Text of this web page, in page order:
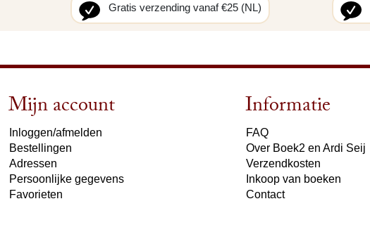
Gratis verzending vanaf €25 (NL)
Mijn account
Inloggen/afmelden
Bestellingen
Adressen
Persoonlijke gegevens
Favorieten
Informatie
FAQ
Over Boek2 en Ardi Seij
Verzendkosten
Inkoop van boeken
Contact